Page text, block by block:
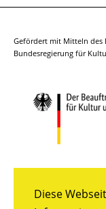
Diese
auf
auf
Gefördert mit Mitteln des
Bundesregierung für